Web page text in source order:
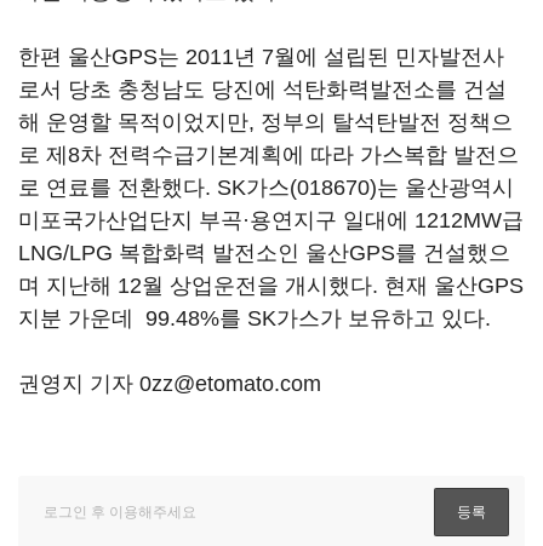
한편 울산GPS는 2011년 7월에 설립된 민자발전사
로서 당초 충청남도 당진에 석탄화력발전소를 건설
해 운영할 목적이었지만, 정부의 탈석탄발전 정책으
로 제8차 전력수급기본계획에 따라 가스복합 발전으
로 연료를 전환했다. SK가스(018670)는 울산광역시
미포국가산업단지 부곡·용연지구 일대에 1212MW급
LNG/LPG 복합화력 발전소인 울산GPS를 건설했으
며 지난해 12월 상업운전을 개시했다. 현재 울산GPS
지분 가운데 99.48%를 SK가스가 보유하고 있다.
권영지 기자 0zz@etomato.com